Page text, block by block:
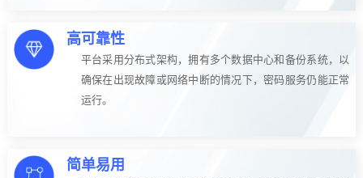
高可靠性
平台采用分布式架构，拥有多个数据中心和备份系统，以
确保在出现故障或网络中断的情况下，密码服务仍能正常
运行。
简单易用